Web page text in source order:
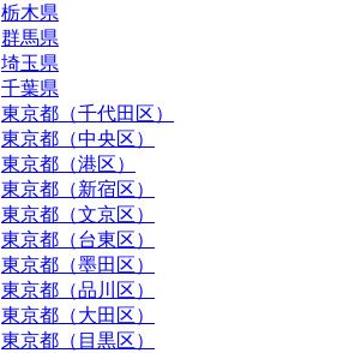
栃木県
群馬県
埼玉県
千葉県
東京都（千代田区）
東京都（中央区）
東京都（港区）
東京都（新宿区）
東京都（文京区）
東京都（台東区）
東京都（墨田区）
東京都（品川区）
東京都（大田区）
東京都（目黒区）